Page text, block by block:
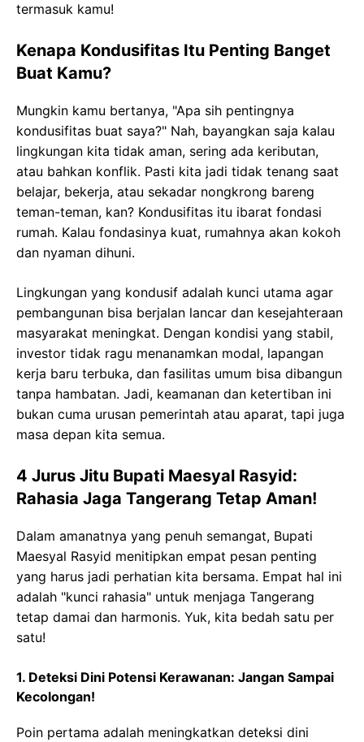
termasuk kamu!
Kenapa Kondusifitas Itu Penting Banget
Buat Kamu?
Mungkin kamu bertanya, "Apa sih pentingnya
kondusifitas buat saya?" Nah, bayangkan saja kalau
lingkungan kita tidak aman, sering ada keributan,
atau bahkan konflik. Pasti kita jadi tidak tenang saat
belajar, bekerja, atau sekadar nongkrong bareng
teman-teman, kan? Kondusifitas itu ibarat fondasi
rumah. Kalau fondasinya kuat, rumahnya akan kokoh
dan nyaman dihuni.
Lingkungan yang kondusif adalah kunci utama agar
pembangunan bisa berjalan lancar dan kesejahteraan
masyarakat meningkat. Dengan kondisi yang stabil,
investor tidak ragu menanamkan modal, lapangan
kerja baru terbuka, dan fasilitas umum bisa dibangun
tanpa hambatan. Jadi, keamanan dan ketertiban ini
bukan cuma urusan pemerintah atau aparat, tapi juga
masa depan kita semua.
4 Jurus Jitu Bupati Maesyal Rasyid:
Rahasia Jaga Tangerang Tetap Aman!
Dalam amanatnya yang penuh semangat, Bupati
Maesyal Rasyid menitipkan empat pesan penting
yang harus jadi perhatian kita bersama. Empat hal ini
adalah "kunci rahasia" untuk menjaga Tangerang
tetap damai dan harmonis. Yuk, kita bedah satu per
satu!
1. Deteksi Dini Potensi Kerawanan: Jangan Sampai
Kecolongan!
Poin pertama adalah meningkatkan deteksi dini